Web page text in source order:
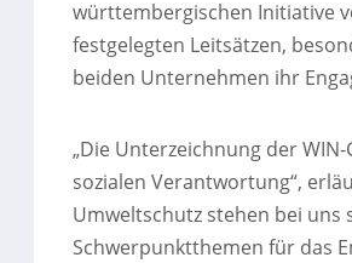
württembergischen Initiative
festgelegten Leitsätzen,
beiden Unternehmen ihr
„Die Unterzeichnung der
sozialen Verantwortung“,
Umweltschutz stehen bei uns
Schwerpunktthemen für das